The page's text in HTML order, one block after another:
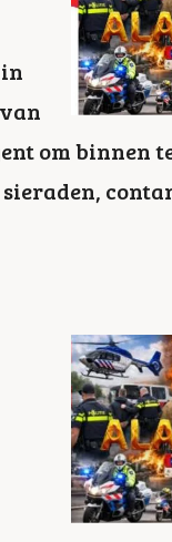
om binnen